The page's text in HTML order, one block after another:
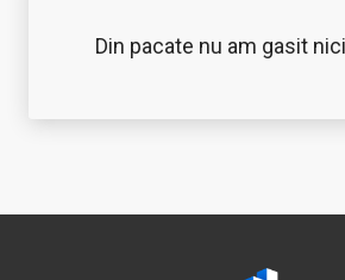
Din pacate nu am gasit